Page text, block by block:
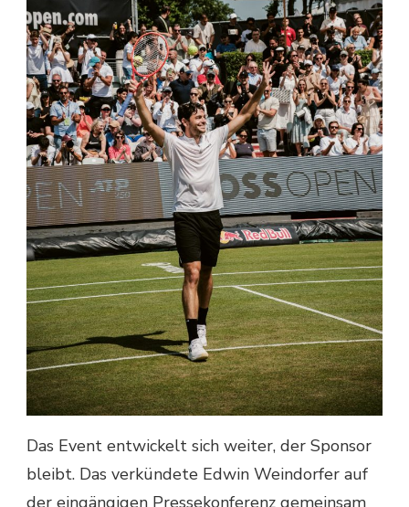
Das Event entwickelt sich weiter, der Sponsor
bleibt. Das verkündete Edwin Weindorfer auf
der eingängigen Pressekonferenz gemeinsam